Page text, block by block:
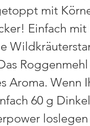
mit
Einfach
Aroma. Wenn
60 g